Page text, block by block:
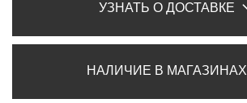
УЗНАТЬ О ДОСТАВКЕ
НАЛИЧИЕ В МАГАЗИНАХ